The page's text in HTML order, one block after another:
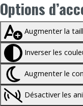
Options
Taille du texte à100%
Augmenter la
Inverser les
Augmenter le
Désactiver les